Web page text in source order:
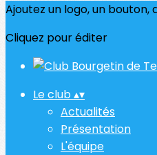
Ajoutez un logo, un bouton,
Cliquez pour éditer
Le club▴▾
Actualités
Présentation
L'équipe